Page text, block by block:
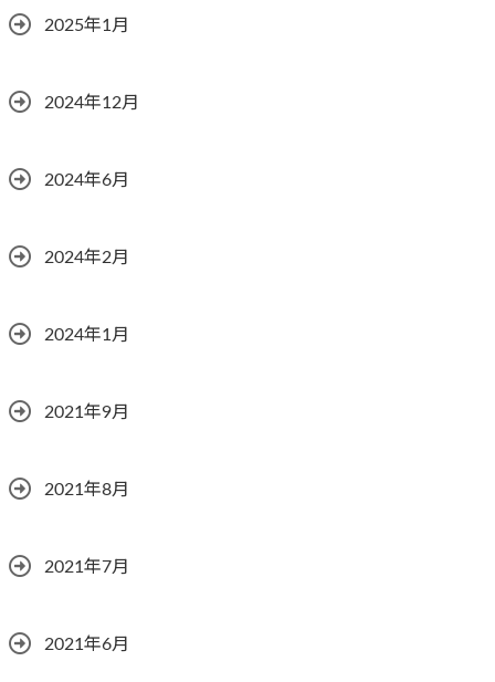
2025年1月
2024年12月
2024年6月
2024年2月
2024年1月
2021年9月
2021年8月
2021年7月
2021年6月